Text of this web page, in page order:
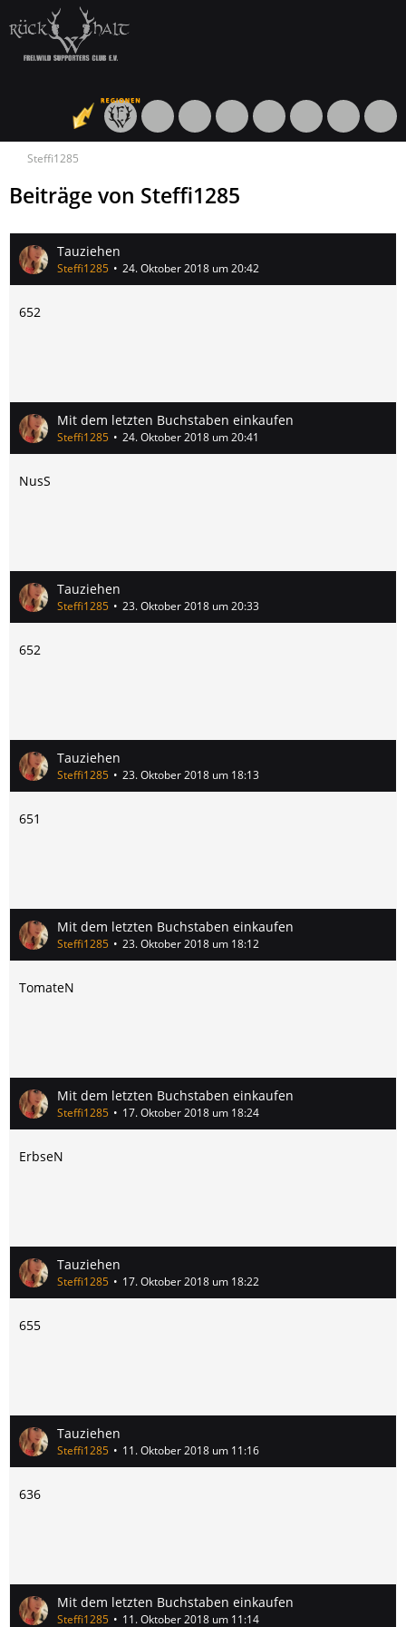
Steffi1285
Beiträge von Steffi1285
Tauziehen
Steffi1285 24. Oktober 2018 um 20:42
652
Mit dem letzten Buchstaben einkaufen
Steffi1285 24. Oktober 2018 um 20:41
NusS
Tauziehen
Steffi1285 23. Oktober 2018 um 20:33
652
Tauziehen
Steffi1285 23. Oktober 2018 um 18:13
651
Mit dem letzten Buchstaben einkaufen
Steffi1285 23. Oktober 2018 um 18:12
TomateN
Mit dem letzten Buchstaben einkaufen
Steffi1285 17. Oktober 2018 um 18:24
ErbseN
Tauziehen
Steffi1285 17. Oktober 2018 um 18:22
655
Tauziehen
Steffi1285 11. Oktober 2018 um 11:16
636
Mit dem letzten Buchstaben einkaufen
Steffi1285 11. Oktober 2018 um 11:14